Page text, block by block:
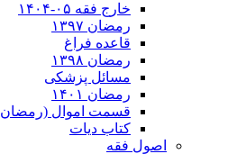
خارج فقه ۰۵-۱۴۰۴
رمضان ۱۳۹۷
قاعده فراغ
رمضان ۱۳۹۸
مسائل پزشکی
رمضان ۱۴۰۱
قسمت اموال (رمضان ۱۴۰۲)
کتاب دیات
اصول فقه